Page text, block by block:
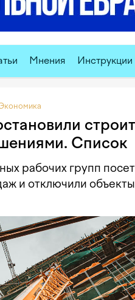
Мнения Инструкции
Список
рабочих групп
и отключили объекты